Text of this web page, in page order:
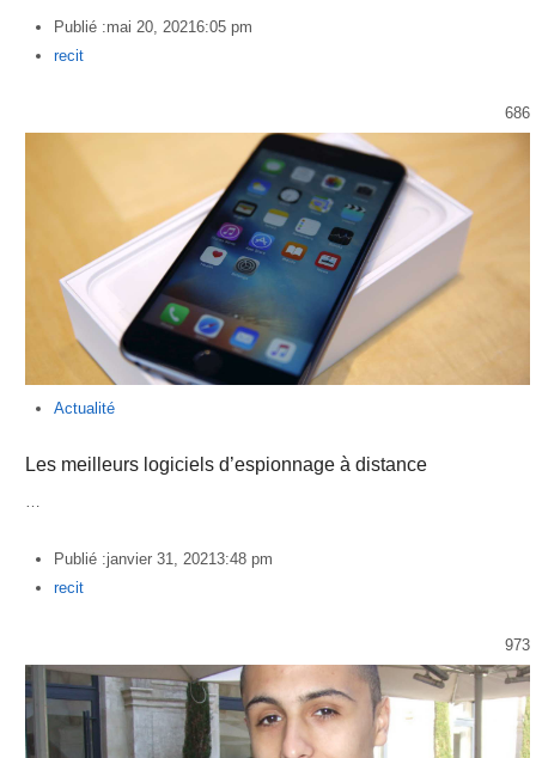
Publié :mai 20, 20216:05 pm
Author
recit
686
Actualité
Les meilleurs logiciels d’espionnage à distance
…
Publié :janvier 31, 20213:48 pm
Author
recit
973